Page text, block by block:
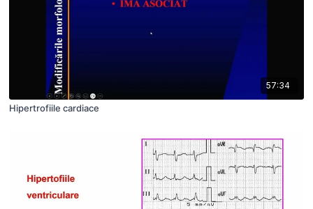
57:34
Hipertrofiile cardiace